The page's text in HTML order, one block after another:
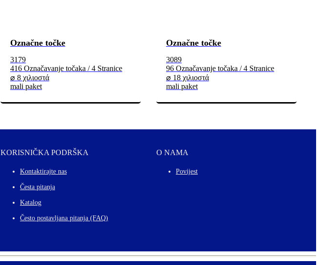
Označne točke
3179
416 Označavanje točaka / 4 Stranice
⌀ 8 χιλιοστά
mali paket
Označne točke
3089
96 Označavanje točaka / 4 Stranice
⌀ 18 χιλιοστά
mali paket
KORISNIČKA PODRŠKA
Kontaktirajte nas
Česta pitanja
Katalog
Često postavljana pitanja (FAQ)
O NAMA
Povijest